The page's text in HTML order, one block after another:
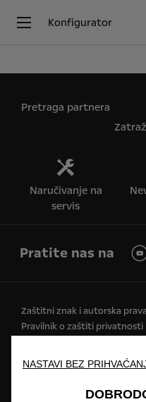
Konfigurator
Pretraga partnera
Naručivanje na
servis
Pratite nas na
Zaštitni znak i autorska prava
Pravilnik o zaštiti privatnosti
Pravna obavijest
Izjave o sukladnosti
Tehničke informacije
NASTAVI BEZ
našoj veb stranici. Kolačići
osnovne funkcionalnosti
performanse kroz različite
Vam nudimo. Naša veb